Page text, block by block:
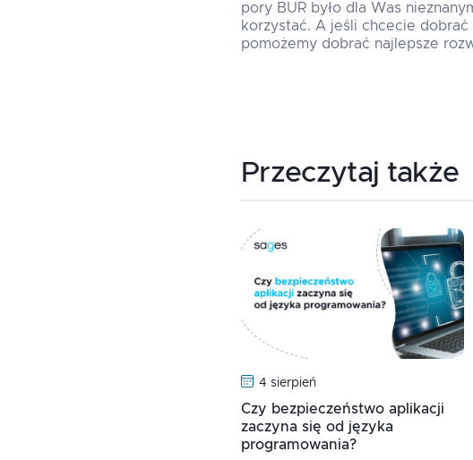
pory BUR było dla Was
korzystać. A jeśli chcecie
pomożemy dobrać najlepsze
Przeczytaj także
4 sierpień
Czy bezpieczeństwo aplikacji
zaczyna się od języka
programowania?